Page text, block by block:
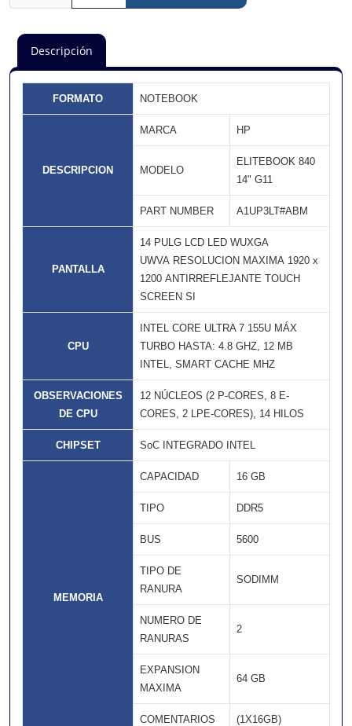
Descripción
FORMATO NOTEBOOK
DESCRIPCION
MARCA HP
MODELO
ELITEBOOK 840
14" G11
PART NUMBER A1UP3LT#ABM
PANTALLA
14 PULG LCD LED WUXGA
UWVA RESOLUCION MAXIMA 1920 x
1200 ANTIRREFLEJANTE TOUCH
SCREEN SI
CPU
INTEL CORE ULTRA 7 155U MÁX
TURBO HASTA: 4.8 GHZ, 12 MB
INTEL, SMART CACHE MHZ
OBSERVACIONES
DE CPU
12 NÚCLEOS (2 P-CORES, 8 E-
CORES, 2 LPE-CORES), 14 HILOS
CHIPSET SoC INTEGRADO INTEL
MEMORIA
CAPACIDAD 16 GB
TIPO DDR5
BUS 5600
TIPO DE
RANURA
SODIMM
NUMERO DE
RANURAS
2
EXPANSION
MAXIMA
64 GB
COMENTARIOS (1X16GB)